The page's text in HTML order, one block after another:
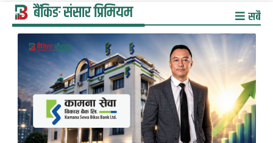
बैंकिङ संसार प्रिमियम सबै